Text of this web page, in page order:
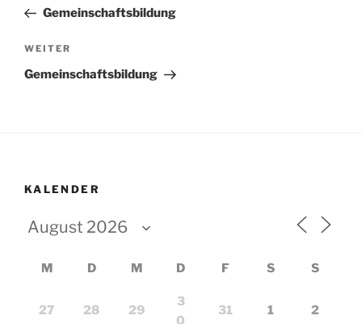
Beitrag
Gemeinschaftsbildung
Nächster
Beitrag
WEITER
Gemeinschaftsbildung
KALENDER
M D M D F S S
27 28 29
3
0
31 1 2